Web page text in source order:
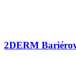
2DERM